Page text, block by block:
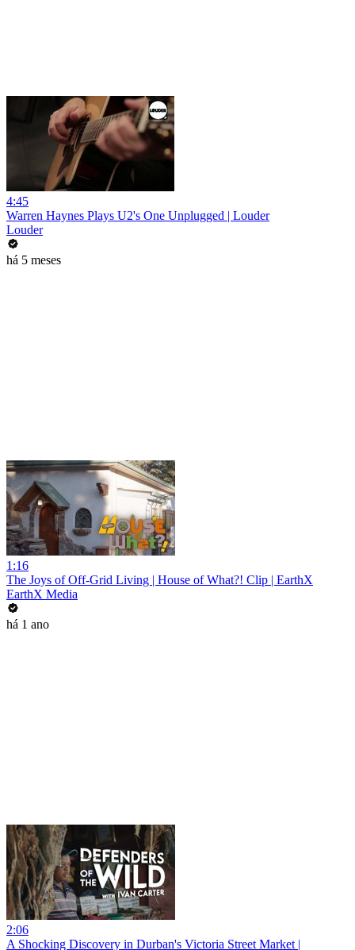
4:45
Warren Haynes Plays U2's One Unplugged | Louder
Louder
há 5 meses
1:16
The Joys of Off-Grid Living | House of What?! Clip | EarthX
EarthX Media
há 1 ano
2:06
A Shocking Discovery in Durban's Victoria Street Market |